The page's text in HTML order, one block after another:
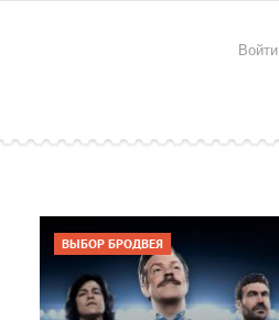
Войти
ВЫБОР БРОДВЕЯ